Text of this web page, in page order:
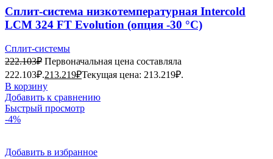
Сплит-система низкотемпературная Intercold
LCM 324 FT Evolution (опция -30 °С)
Сплит-системы
222.103₽ Первоначальная цена составляла
222.103₽.213.219₽Текущая цена: 213.219₽.
В корзину
Добавить к сравнению
Быстрый просмотр
-4%
Добавить в избранное